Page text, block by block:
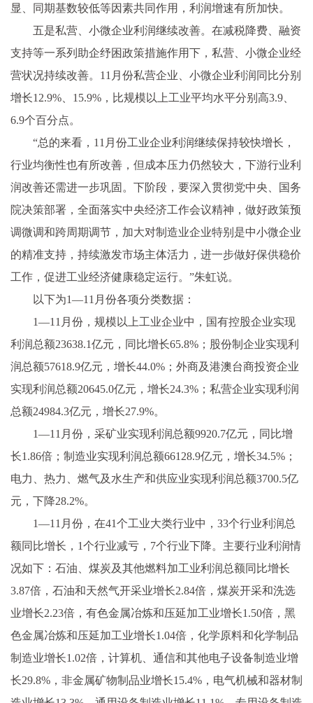
显、同期基数较低等因素共同作用，利润增速有所加快。
五是私营、小微企业利润继续改善。在减税降费、融资
支持等一系列助企纾困政策措施作用下，私营、小微企业经
营状况持续改善。11月份私营企业、小微企业利润同比分别
增长12.9%、15.9%，比规模以上工业平均水平分别高3.9、
6.9个百分点。
“总的来看，11月份工业企业利润继续保持较快增长，
行业均衡性也有所改善，但成本压力仍然较大，下游行业利
润改善还需进一步巩固。下阶段，要深入贯彻党中央、国务
院决策部署，全面落实中央经济工作会议精神，做好政策预
调微调和跨周期调节，加大对制造业企业特别是中小微企业
的精准支持，持续激发市场主体活力，进一步做好保供稳价
工作，促进工业经济健康稳定运行。”朱虹说。
以下为1—11月份各项分类数据：
1—11月份，规模以上工业企业中，国有控股企业实现
利润总额23638.1亿元，同比增长65.8%；股份制企业实现利
润总额57618.9亿元，增长44.0%；外商及港澳台商投资企业
实现利润总额20645.0亿元，增长24.3%；私营企业实现利润
总额24984.3亿元，增长27.9%。
1—11月份，采矿业实现利润总额9920.7亿元，同比增
长1.86倍；制造业实现利润总额66128.9亿元，增长34.5%；
电力、热力、燃气及水生产和供应业实现利润总额3700.5亿
元，下降28.2%。
1—11月份，在41个工业大类行业中，33个行业利润总
额同比增长，1个行业减亏，7个行业下降。主要行业利润情
况如下：石油、煤炭及其他燃料加工业利润总额同比增长
3.87倍，石油和天然气开采业增长2.84倍，煤炭开采和洗选
业增长2.23倍，有色金属冶炼和压延加工业增长1.50倍，黑
色金属冶炼和压延加工业增长1.04倍，化学原料和化学制品
制造业增长1.02倍，计算机、通信和其他电子设备制造业增
长29.8%，非金属矿物制品业增长15.4%，电气机械和器材制